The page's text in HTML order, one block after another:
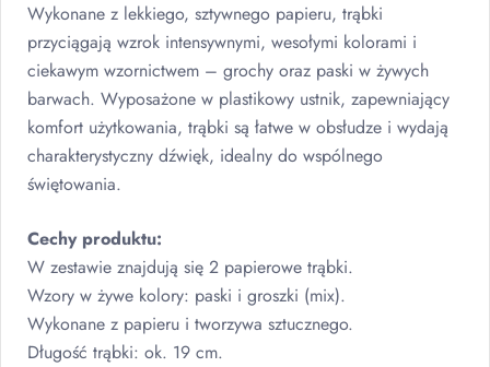
Wykonane z lekkiego, sztywnego papieru, trąbki
przyciągają wzrok intensywnymi, wesołymi kolorami i
ciekawym wzornictwem – grochy oraz paski w żywych
barwach. Wyposażone w plastikowy ustnik, zapewniający
komfort użytkowania, trąbki są łatwe w obsłudze i wydają
charakterystyczny dźwięk, idealny do wspólnego
świętowania.
Cechy produktu:
W zestawie znajdują się 2 papierowe trąbki.
Wzory w żywe kolory: paski i groszki (mix).
Wykonane z papieru i tworzywa sztucznego.
Długość trąbki: ok. 19 cm.